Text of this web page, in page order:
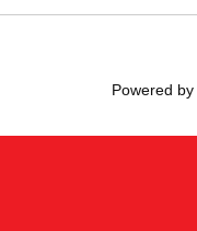
Powered by